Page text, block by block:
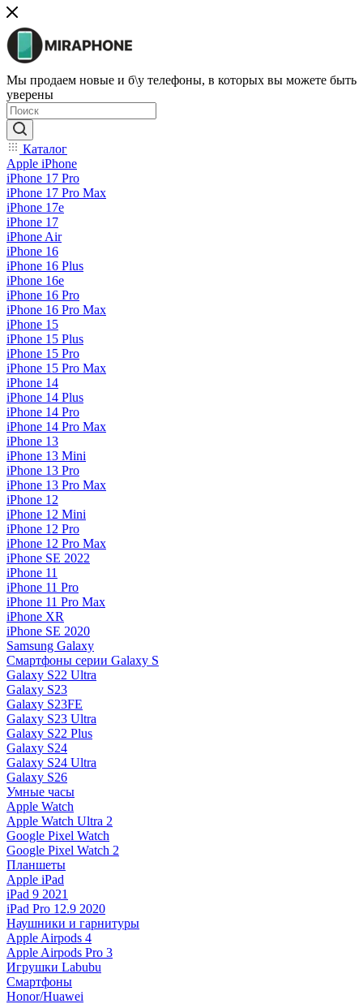
Мы продаем новые и б\у телефоны, в которых вы можете быть
уверены
Каталог
Apple iPhone
iPhone 17 Pro
iPhone 17 Pro Max
iPhone 17e
iPhone 17
iPhone Air
iPhone 16
iPhone 16 Plus
iPhone 16e
iPhone 16 Pro
iPhone 16 Pro Max
iPhone 15
iPhone 15 Plus
iPhone 15 Pro
iPhone 15 Pro Max
iPhone 14
iPhone 14 Plus
iPhone 14 Pro
iPhone 14 Pro Max
iPhone 13
iPhone 13 Mini
iPhone 13 Pro
iPhone 13 Pro Max
iPhone 12
iPhone 12 Mini
iPhone 12 Pro
iPhone 12 Pro Max
iPhone SE 2022
iPhone 11
iPhone 11 Pro
iPhone 11 Pro Max
iPhone XR
iPhone SE 2020
Samsung Galaxy
Смартфоны серии Galaxy S
Galaxy S22 Ultra
Galaxy S23
Galaxy S23FE
Galaxy S23 Ultra
Galaxy S22 Plus
Galaxy S24
Galaxy S24 Ultra
Galaxy S26
Умные часы
Apple Watch
Apple Watch Ultra 2
Google Pixel Watch
Google Pixel Watch 2
Планшеты
Apple iPad
iPad 9 2021
iPad Pro 12.9 2020
Наушники и гарнитуры
Apple Airpods 4
Apple Airpods Pro 3
Игрушки Labubu
Смартфоны
Honor/Huawei